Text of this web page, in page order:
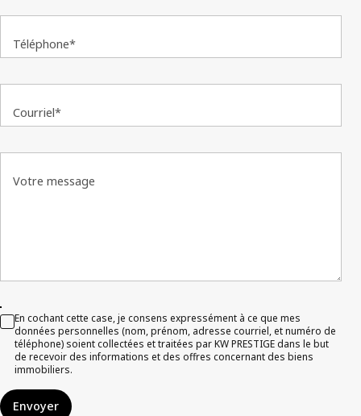
Téléphone*
Courriel*
Votre message
En cochant cette case, je consens expressément à ce que mes
données personnelles (nom, prénom, adresse courriel, et numéro de
téléphone) soient collectées et traitées par KW PRESTIGE dans le but
de recevoir des informations et des offres concernant des biens
immobiliers.
Envoyer